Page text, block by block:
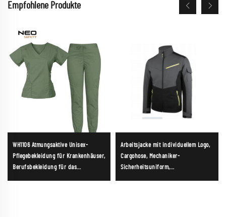
Empfohlene Produkte
WH1106 Atmungsaktive Unisex-
Pflegebekleidung für Krankenhäuser,
Berufsbekleidung für das
Arbeitsjacke mit individuellem Logo,
Cargohose, Mechaniker-
Sicherheitsuniform,